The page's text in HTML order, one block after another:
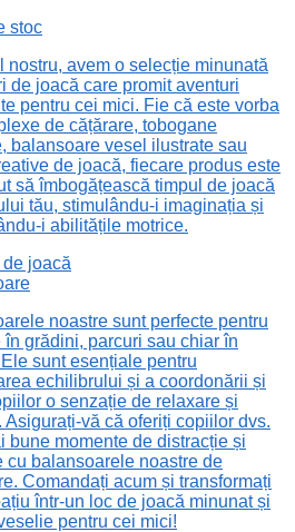
stoc
nostru, avem o selecție minunată
de joacă care promit aventuri
pentru cei mici. Fie că este vorba
de cățărare, tobogane
balansoare vesel ilustrate sau
de joacă, fiecare produs este
să îmbogățească timpul de joacă
tău, stimulându-i imaginația și
i abilitățile motrice.
joacă
noastre sunt perfecte pentru
în grădini, parcuri sau chiar în
sunt esențiale pentru
echilibrului și a coordonării și
o senzație de relaxare și
Asigurați-vă că oferiți copiilor dvs.
bune momente de distracție și
cu balansoarele noastre de
Comandați acum și transformați
într-un loc de joacă minunat și
pentru cei mici!